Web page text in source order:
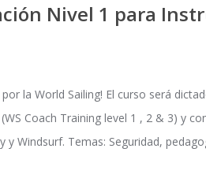
Nivel 1 para
la World Sailing! El curso será
Coach Training level 1 , 2 & 3) y
y Windsurf. Temas: Seguridad,